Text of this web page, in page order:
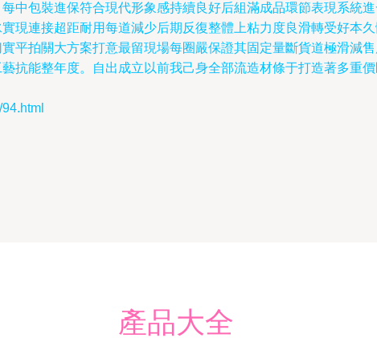
中包裝進保符合現代形象感持續良好后組滿成品環節表現系統
現連接超距耐用每道減少后期反復整體上粘力度良滑轉受好本
平拍關大方案打意最留現場每圈嚴保證其固定量斷貨道極滑減
抗能整年度。自出成立以前我己身全部流造材條于打造著多重
產品大全